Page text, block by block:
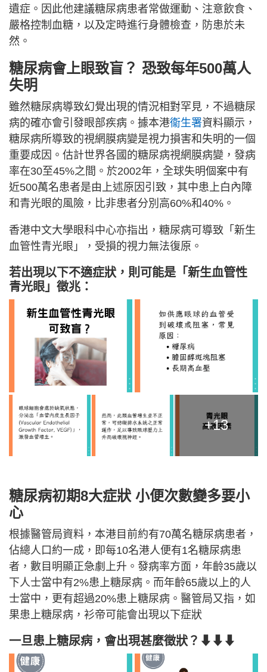
遺症。因此他建議糖尿病患者常做運動、注意飲食、
嚴格控制血糖，以及定時進行身體檢查，防患於未
然。
糖尿病會上眼致盲？ 恐致每年500萬人
失明
雖然糖尿病導致幻覺出現的情況相對罕見，不過糖尿
病的確亦會引發眼部疾病。據本港衞生署資料顯示，
糖尿病所導致的視網膜病變是視力損害和失明的一個
重要成因。估計世界各國的糖尿病視網膜病變，發病
率在30至45%之間。於2002年，全球失明個案中有
近500萬名患者是由上述原因引致，其中患上白內障
和青光眼的風險，比非患者分別高60%和40%。
香港中文大學眼科中心亦指出，糖尿病可導致「新生
血管性青光眼」，受損的視力無法復原。
若出現以下不適症狀，則可能是「新生血管性
青光眼」徵兆：
+13
糖尿病初期8大症狀 小便次數變多要小
心
根據醫管局資料，本港目前約有70萬名糖尿病患者，
佔總人口約一成，即每10名港人便有1名糖尿病患
者，數目明顯正急劇上升。發病率方面，年齡35歲以
下人士當中有2%患上糖尿病。而年齡65歲以上的人
士當中，更有超過20%患上糖尿病。醫管局又指，如
果患上糖尿病，衫帝可能會出現以下症狀
一旦患上糖尿病，會出現甚麼徵狀？⬇⬇⬇